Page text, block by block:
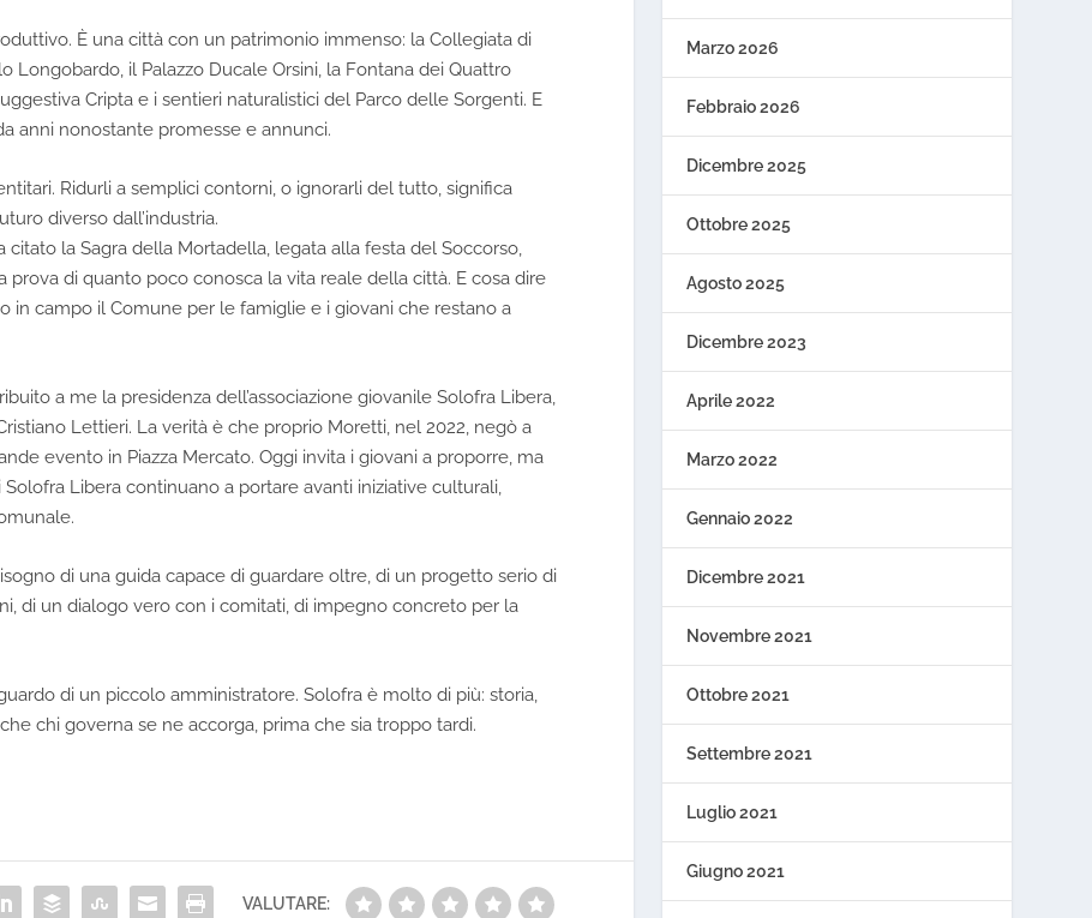
È una città con un patrimonio immenso: la Collegiata di
Longobardo, il Palazzo Ducale Orsini, la Fontana dei Quattro
Cripta e i sentieri naturalistici del Parco delle Sorgenti. E
anni nonostante promesse e annunci.
Ridurli a semplici contorni, o ignorarli del tutto, significa
diverso dall’industria.
la Sagra della Mortadella, legata alla festa del Soccorso,
prova di quanto poco conosca la vita reale della città. E cosa dire
in campo il Comune per le famiglie e i giovani che restano a
a me la presidenza dell’associazione giovanile Solofra Libera,
Lettieri. La verità è che proprio Moretti, nel 2022, negò a
evento in Piazza Mercato. Oggi invita i giovani a proporre, ma
Libera continuano a portare avanti iniziative culturali,
di una guida capace di guardare oltre, di un progetto serio di
di un dialogo vero con i comitati, di impegno concreto per la
di un piccolo amministratore. Solofra è molto di più: storia,
chi governa se ne accorga, prima che sia troppo tardi.
VALUTARE:
Marzo 2026
Febbraio 2026
Dicembre 2025
Ottobre 2025
Agosto 2025
Dicembre 2023
Aprile 2022
Marzo 2022
Gennaio 2022
Dicembre 2021
Novembre 2021
Ottobre 2021
Settembre 2021
Luglio 2021
Giugno 2021